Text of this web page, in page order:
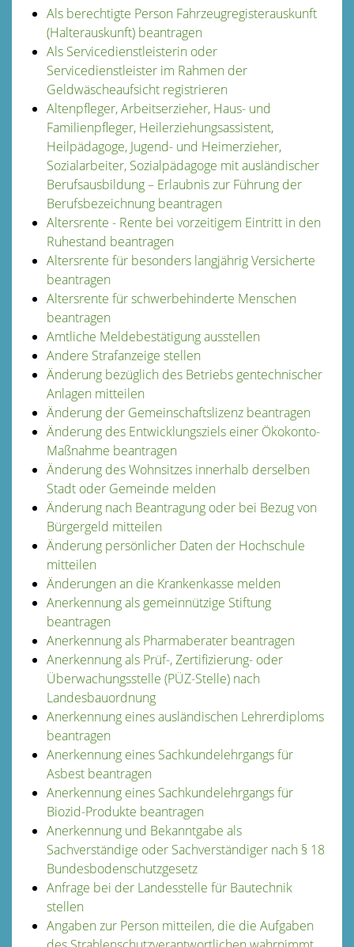
Als berechtigte Person Fahrzeugregisterauskunft
(Halterauskunft) beantragen
Als Servicedienstleisterin oder
Servicedienstleister im Rahmen der
Geldwäscheaufsicht registrieren
Altenpfleger, Arbeitserzieher, Haus- und
Familienpfleger, Heilerziehungsassistent,
Heilpädagoge, Jugend- und Heimerzieher,
Sozialarbeiter, Sozialpädagoge mit ausländischer
Berufsausbildung – Erlaubnis zur Führung der
Berufsbezeichnung beantragen
Altersrente - Rente bei vorzeitigem Eintritt in den
Ruhestand beantragen
Altersrente für besonders langjährig Versicherte
beantragen
Altersrente für schwerbehinderte Menschen
beantragen
Amtliche Meldebestätigung ausstellen
Andere Strafanzeige stellen
Änderung bezüglich des Betriebs gentechnischer
Anlagen mitteilen
Änderung der Gemeinschaftslizenz beantragen
Änderung des Entwicklungsziels einer Ökokonto-
Maßnahme beantragen
Änderung des Wohnsitzes innerhalb derselben
Stadt oder Gemeinde melden
Änderung nach Beantragung oder bei Bezug von
Bürgergeld mitteilen
Änderung persönlicher Daten der Hochschule
mitteilen
Änderungen an die Krankenkasse melden
Anerkennung als gemeinnützige Stiftung
beantragen
Anerkennung als Pharmaberater beantragen
Anerkennung als Prüf-, Zertifizierung- oder
Überwachungsstelle (PÜZ-Stelle) nach
Landesbauordnung
Anerkennung eines ausländischen Lehrerdiploms
beantragen
Anerkennung eines Sachkundelehrgangs für
Asbest beantragen
Anerkennung eines Sachkundelehrgangs für
Biozid-Produkte beantragen
Anerkennung und Bekanntgabe als
Sachverständige oder Sachverständiger nach § 18
Bundesbodenschutzgesetz
Anfrage bei der Landesstelle für Bautechnik
stellen
Angaben zur Person mitteilen, die die Aufgaben